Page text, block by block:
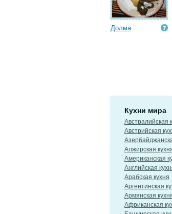
Долма
Кухни мира
Австралийская
Австрийская
Алжирская
Американская
Английская
Арабская кухня
Аргентинская
Армянская
Африканская